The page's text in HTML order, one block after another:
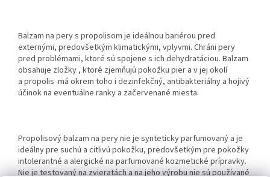
Balzam na pery s propolisom je ideálnou bariérou pred
externými, predovšetkým klimatickými, vplyvmi. Chráni pery
pred problémami, ktoré sú spojene s ich dehydratáciou. Balzam
obsahuje zložky , ktoré zjemňujú pokožku pier a v jej okolí
a propolis má okrem toho i dezinfekčný, antibakteriálny a hojivý
účinok na eventuálne ranky a začervenané miesta.
Propolisový balzam na pery nie je synteticky parfumovaný a je
ideálny pre suchú a citlivú pokožku, predovšetkým pre pokožky
intolerantné a alergické na parfumované kozmetické prípravky.
Nie je testovaný na zvieratách a na jeho výrobu nie sú používané